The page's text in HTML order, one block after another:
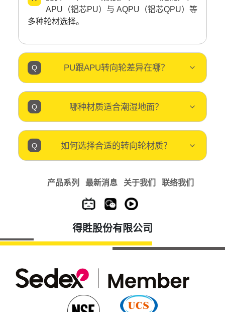
APU（铝芯PU）与 AQPU（铝芯QPU）等
多种轮材选择。
PU跟APU转向轮差异在哪？
哪种材质适合潮湿地面？
如何选择合适的转向轮材质？
产品系列 最新消息 关于我们 联络我们
得貹股份有限公司